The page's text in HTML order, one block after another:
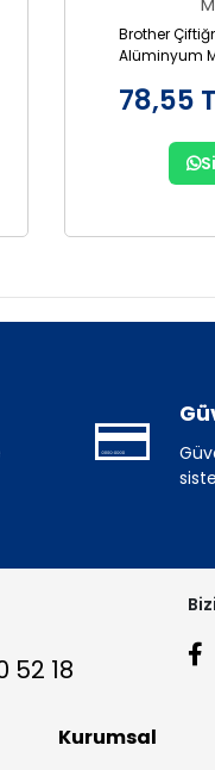
Brother
Alüminyum
78,55
52 18
Kurumsal